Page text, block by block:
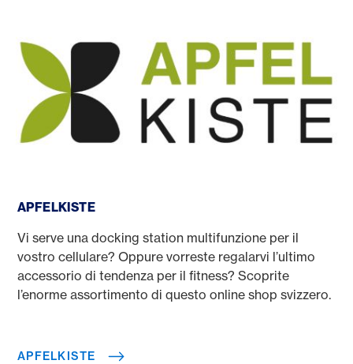
APFELKISTE
Vi serve una docking station multifunzione per il
vostro cellulare? Oppure vorreste regalarvi l’ultimo
accessorio di tendenza per il fitness? Scoprite
l’enorme assortimento di questo online shop svizzero.
APFELKISTE